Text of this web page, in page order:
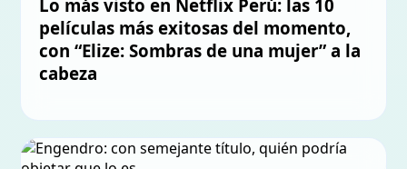
Lo más visto en Netflix Perú: las 10
películas más exitosas del momento,
con “Elize: Sombras de una mujer” a la
cabeza